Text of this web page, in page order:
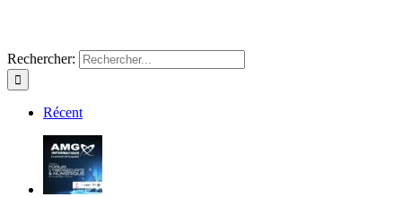
Rechercher:
Récent